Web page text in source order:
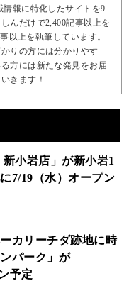
報に特化したサイトを9
んだけで2,400記事以上を
以上を執筆しています。
りの方には分かりやす
方には新たな発見をお届
きます！
小岩店」が新小岩1
7/19（水）オープン
カリーチダ跡地に時
パーク」が
予定